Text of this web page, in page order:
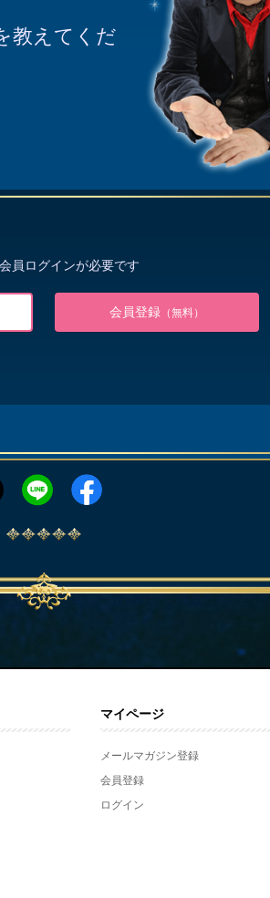
教えてくだ
員ログインが必要です
会員登録 （無料）
マイページ
メールマガジン登録
会員登録
ログイン